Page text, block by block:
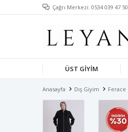
Çağrı Merkezi: 0534 039 47 50
ÜST GIYIM
Anasayfa Dış Giyim Ferace